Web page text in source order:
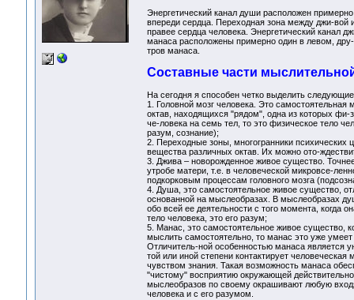
Энергетический канал души расположен
впереди сердца. Переходная зона между джи-
правее сердца человека. Энергетический канал
манаса расположены примерно один в левом,
тров манаса.
Составные части
На сегодня я способен четко выделить
1. Головной мозг человека. Это
октав, находящихся "рядом", одна из которых фи-
че-ловека на семь тел, то это физическое тело
разум, сознание);
2. Переходные зоны, многогранники
вещества различных октав. Их можно ото-
3. Джива – новорожденное живое существо.
утробе матери, т.е. в человеческой микровсе-
подкорковым процессам головного мозга
4. Душа, это самостоятельное живое существо,
основанной на мыслеобразах. В мыслеобразах
обо всей ее деятельности с того момента,
тело человека, это его разум;
5. Манас, это самостоятельное живое существо,
мыслить самостоятельно, то манас это уже
Отличитель-ной особенностью манаса является
той или иной степени контактирует
чувством знания. Такая возможность манаса
"чистому" восприятию окружающей
мыслеобразов по своему окрашивают любую
человека и с его разумом.